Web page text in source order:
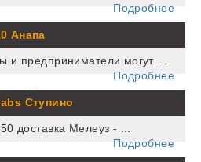
Подробнее
Анапа
и предприниматели могут ...
Подробнее
Ступино
доставка Мелеуз - ...
Подробнее